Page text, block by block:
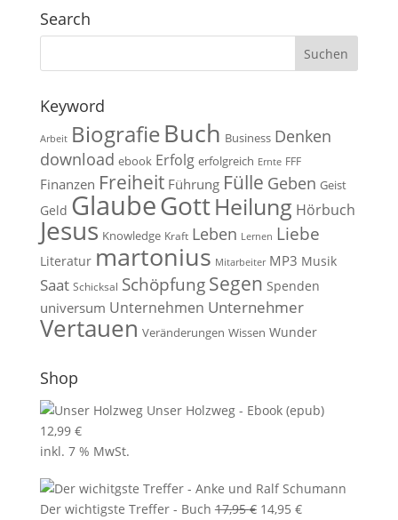
Search
Keyword
Arbeit BiografieBuch Business Denken
download ebook Erfolg erfolgreich Ernte FFF
Finanzen Freiheit Führung Fülle Geben Geist
Geld GlaubeGottHeilung Hörbuch
Jesus Knowledge Kraft Leben Lernen Liebe
Literatur martonius Mitarbeiter MP3 Musik
Saat Schicksal Schöpfung Segen Spenden
universum Unternehmen Unternehmer
Vertauen Veränderungen Wissen Wunder
Shop
Unser Holzweg - Ebook (epub)
12,99 €
inkl. 7 % MwSt.
Der wichtigste Treffer - Buch 17,95€ Ursprünglicher
14,95 €Aktueller